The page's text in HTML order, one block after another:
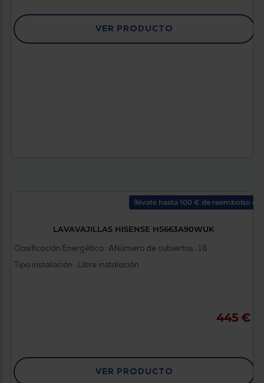
VER PRODUCTO
llévate hasta 100 € de reembolso
LAVAVAJILLAS HISENSE HS663A90WUK
Clasificación Energética : ANúmero de cubiertos : 16
Tipo instalación : Libre instalación
445 €
VER PRODUCTO